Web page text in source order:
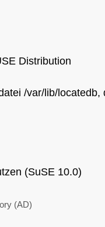
Distribution
/var/lib/
(SuSE 10.0)
(AD)